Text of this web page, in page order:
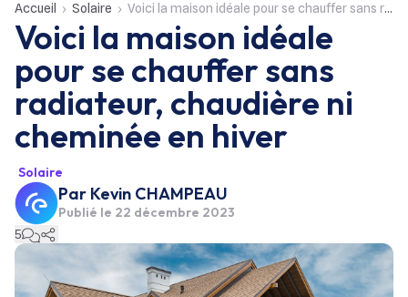
Accueil Solaire Voici la maison idéale pour se chauffer sans radiateur, chaudière ni cheminée en hiver
Voici la maison idéale
pour se chauffer sans
radiateur, chaudière ni
cheminée en hiver
Solaire
Par Kevin CHAMPEAU
Publié le 22 décembre 2023
5